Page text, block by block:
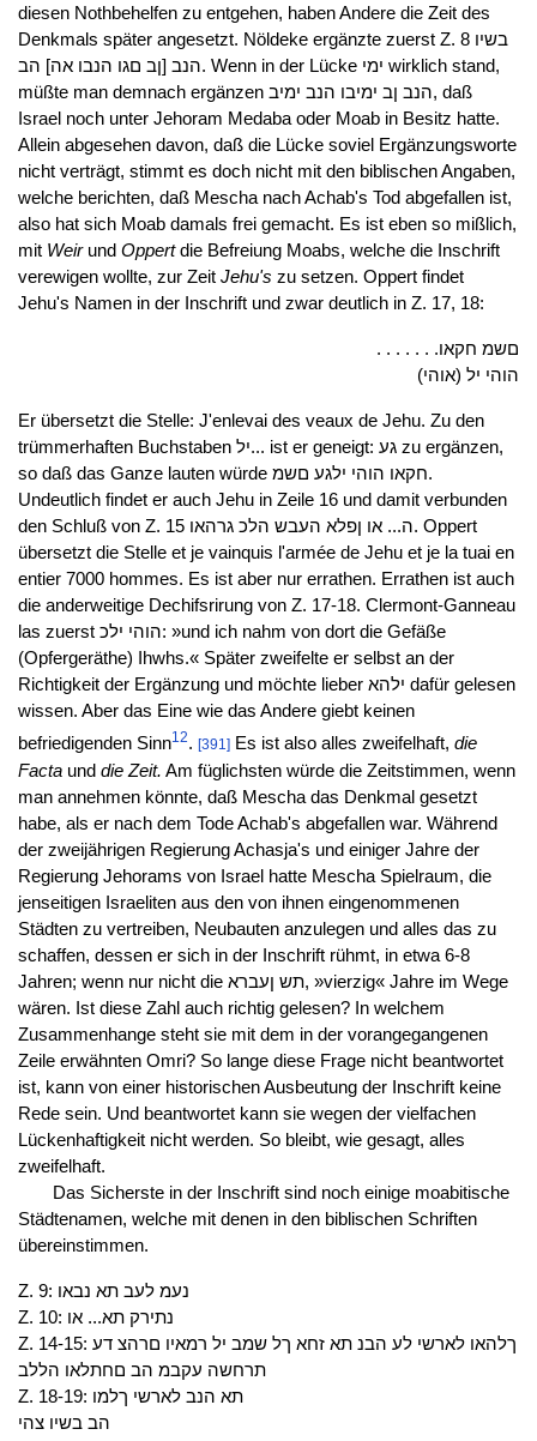
diesen Nothbehelfen zu entgehen, haben Andere die Zeit des
Denkmals später angesetzt. Nöldeke ergänzte zuerst Z. 8 בשיו
הנב [ןב םגו הנבו אה] הב. Wenn in der Lücke ימי wirklich stand,
müßte man demnach ergänzen הנב ןב ימיבו הנב ימיב, daß
Israel noch unter Jehoram Medaba oder Moab in Besitz hatte.
Allein abgesehen davon, daß die Lücke soviel Ergänzungsworte
nicht verträgt, stimmt es doch nicht mit den biblischen Angaben,
welche berichten, daß Mescha nach Achab's Tod abgefallen ist,
also hat sich Moab damals frei gemacht. Es ist eben so mißlich,
mit Weirund Oppertdie Befreiung Moabs, welche die Inschrift
verewigen wollte, zur Zeit Jehu's zu setzen. Oppert findet
Jehu's Namen in der Inschrift und zwar deutlich in Z. 17, 18:
. . . . . . .םשמ חקאו
(אוהי) הוהי יל
Er übersetzt die Stelle: J'enlevai des veaux de Jehu. Zu den
trümmerhaften Buchstaben יל... ist er geneigt: גע zu ergänzen,
so daß das Ganze lauten würde חקאו הוהי ילגע םשמ.
Undeutlich findet er auch Jehu in Zeile 16 und damit verbunden
den Schluß von Z. 15 ה... או ןפלא העבש הלכ גרהאו. Oppert
übersetzt die Stelle et je vainquis l'armée de Jehu et je la tuai en
entier 7000 hommes. Es ist aber nur errathen. Errathen ist auch
die anderweitige Dechifsrirung von Z. 17-18. Clermont-Ganneau
las zuerst הוהי ילכ: »und ich nahm von dort die Gefäße
(Opfergeräthe) Ihwhs.« Später zweifelte er selbst an der
Richtigkeit der Ergänzung und möchte lieber ילהא dafür gelesen
wissen. Aber das Eine wie das Andere giebt keinen
befriedigenden Sinn12. [391]Es ist also alles zweifelhaft, die
Factaund die Zeit. Am füglichsten würde die Zeitstimmen, wenn
man annehmen könnte, daß Mescha das Denkmal gesetzt
habe, als er nach dem Tode Achab's abgefallen war. Während
der zweijährigen Regierung Achasja's und einiger Jahre der
Regierung Jehorams von Israel hatte Mescha Spielraum, die
jenseitigen Israeliten aus den von ihnen eingenommenen
Städten zu vertreiben, Neubauten anzulegen und alles das zu
schaffen, dessen er sich in der Inschrift rühmt, in etwa 6-8
Jahren; wenn nur nicht die תש ןעברא, »vierzig« Jahre im Wege
wären. Ist diese Zahl auch richtig gelesen? In welchem
Zusammenhange steht sie mit dem in der vorangegangenen
Zeile erwähnten Omri? So lange diese Frage nicht beantwortet
ist, kann von einer historischen Ausbeutung der Inschrift keine
Rede sein. Und beantwortet kann sie wegen der vielfachen
Lückenhaftigkeit nicht werden. So bleibt, wie gesagt, alles
zweifelhaft.
Das Sicherste in der Inschrift sind noch einige moabitische
Städtenamen, welche mit denen in den biblischen Schriften
übereinstimmen.
Z. 9: נעמ לעב תא נבאו
Z. 10: נתירק תא... או
Z. 14-15: ךלהאו לארשי לע הבנ תא זחא ךל שמב יל רמאיו םרהצ דע
תרחשה עקבמ הב םחתלאו הללב
Z. 18-19: תא הנב לארשי ךלמו
הב בשיו צהי